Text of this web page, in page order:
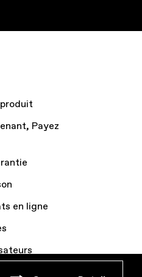
Payez
en ligne